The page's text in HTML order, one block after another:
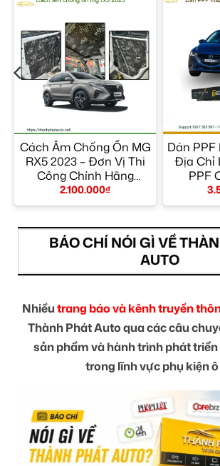
Cách Âm Chống Ồn MG
RX5 2023 – Đơn Vị Thi
Công Chính Hãng
TPHCM
2.100.000₫
Dán PPF
Địa Chỉ
PPF
BÁO CHÍ NÓI GÌ VỀ
AUTO
Nhiềutrang báo và kênh truyền
Thành Phát Auto qua các câu
sản phẩm và hành trình phát
trong lĩnh vực phụ kiện ô